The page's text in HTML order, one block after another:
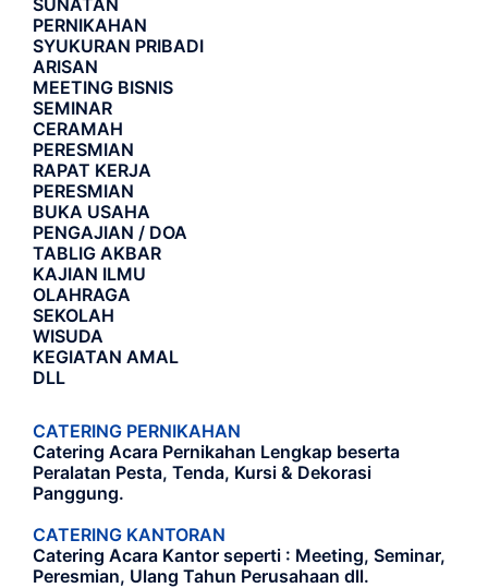
PERNIKAHAN
SYUKURAN PRIBADI
ARISAN
MEETING BISNIS
SEMINAR
CERAMAH
PERESMIAN
RAPAT KERJA
PERESMIAN
BUKA USAHA
PENGAJIAN / DOA
TABLIG AKBAR
KAJIAN ILMU
OLAHRAGA
SEKOLAH
WISUDA
KEGIATAN AMAL
DLL
CATERING PERNIKAHAN
Catering Acara Pernikahan Lengkap beserta
Peralatan Pesta, Tenda, Kursi & Dekorasi
Panggung.
CATERING KANTORAN
Catering Acara Kantor seperti : Meeting, Seminar,
Peresmian, Ulang Tahun Perusahaan dll.